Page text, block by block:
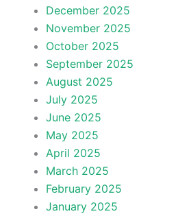
December 2025
November 2025
October 2025
September 2025
August 2025
July 2025
June 2025
May 2025
April 2025
March 2025
February 2025
January 2025